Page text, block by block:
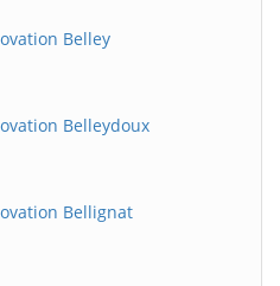
Belley
Belleydoux
Bellignat